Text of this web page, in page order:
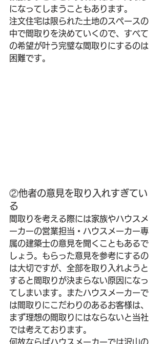
になってしまうこともあります。
注文住宅は限られた土地のスペースの
中で間取りを決めていくので、すべて
の希望が叶う完璧な間取りにするのは
困難です。
②他者の意見を取り入れすぎてい
る
間取りを考える際には家族やハウスメ
ーカーの営業担当・ハウスメーカー専
属の建築士の意見を聞くこともあるで
しょう。もらった意見を参考にするの
は大切ですが、全部を取り入れようと
すると間取りが決まらない原因になっ
てしまいます。またハウスメーカーで
は間取りにこだわりのあるお客様は、
まず理想の間取りにはならないと当社
では考えております。
何故ならばハウスメーカーでは沢山の